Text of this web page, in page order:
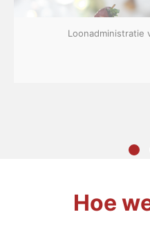
Loonadministratie
Hoe